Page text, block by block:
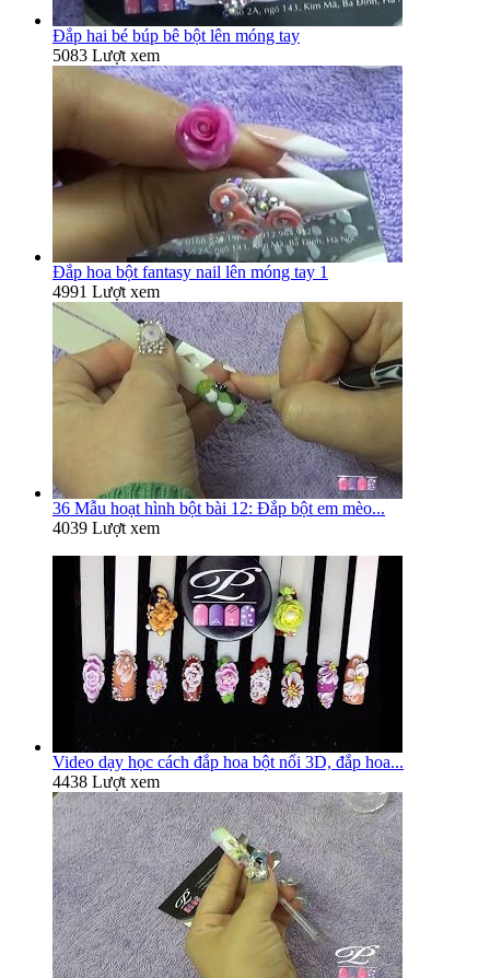
Đắp hai bé búp bê bột lên móng tay
5083 Lượt xem
Đắp hoa bột fantasy nail lên móng tay 1
4991 Lượt xem
36 Mẫu hoạt hình bột bài 12: Đắp bột em mèo...
4039 Lượt xem
Video dạy học cách đắp hoa bột nổi 3D, đắp hoa...
4438 Lượt xem